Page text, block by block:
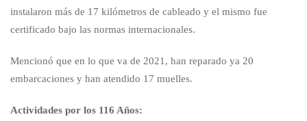
instalaron más de 17 kilómetros de cableado y el mismo fue
certificado bajo las normas internacionales.
Mencionó que en lo que va de 2021, han reparado ya 20
embarcaciones y han atendido 17 muelles.
Actividades por los 116 Años: